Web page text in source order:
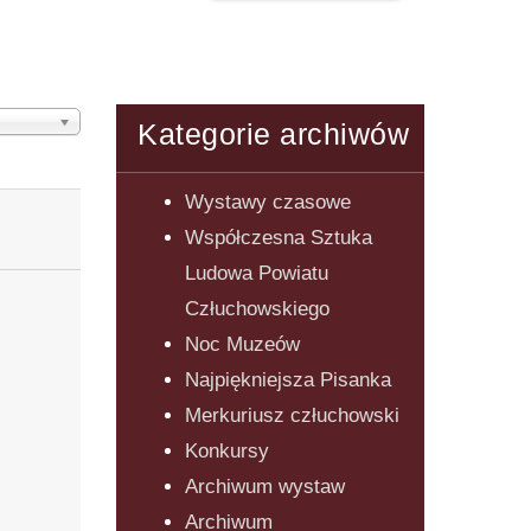
Kategorie archiwów
Wystawy czasowe
Współczesna Sztuka
Ludowa Powiatu
Człuchowskiego
Noc Muzeów
Najpiękniejsza Pisanka
Merkuriusz człuchowski
Konkursy
Archiwum wystaw
Archiwum